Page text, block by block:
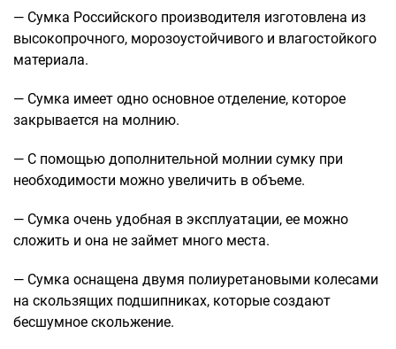
Сумки для ноутбуков
Сумки-тележки хозяйственные
Рюкзаки
Рюкзаки школьные
Рюкзаки подростковые
Ранцы школьные
Рюкзаки детские
Рюкзаки для охоты-рыбалки
Рюкзаки на колесах
— Сумка Российского производителя изготовлена из
высокопрочного, морозоустойчивого и влагостойкого
материала.
— Сумка имеет одно основное отделение, которое
закрывается на молнию.
— С помощью дополнительной молнии сумку при
необходимости можно увеличить в объеме.
— Сумка очень удобная в эксплуатации, ее можно
сложить и она не займет много места.
— Сумка оснащена двумя полиуретановыми колесами
на скользящих подшипниках, которые создают
бесшумное скольжение.